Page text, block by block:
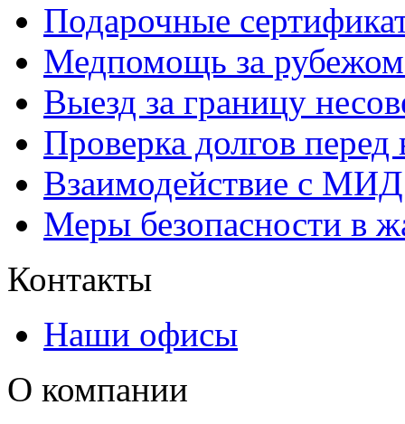
Подарочные
Медпомощь за
Выезд за границу
Проверка долгов
Взаимодействие с
Меры безопасности в
Контакты
Наши офисы
О компании